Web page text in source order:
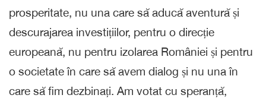
prosperitate, nu una care să aducă aventură și
descurajarea investițiilor, pentru o direcție
europeană, nu pentru izolarea României și pentru
o societate în care să avem dialog și nu una în
care să fim dezbinați. Am votat cu speranță,